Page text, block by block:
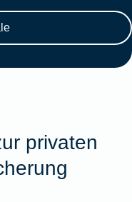
privaten